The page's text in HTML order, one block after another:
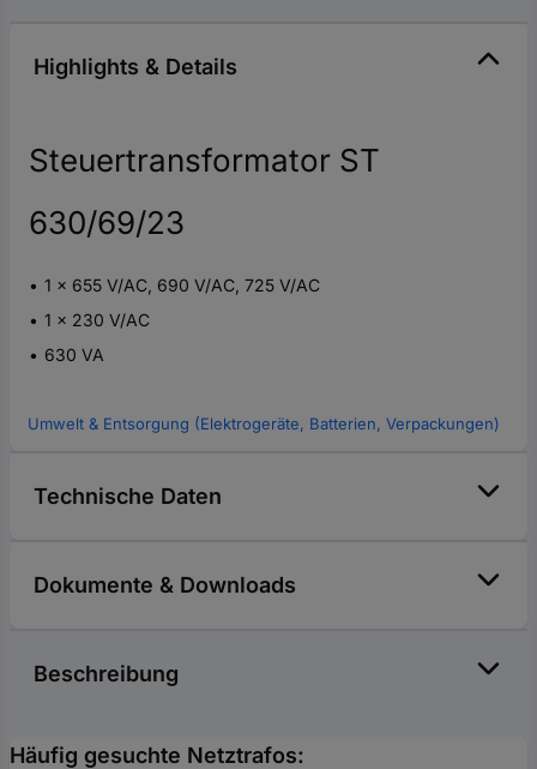
Highlights & Details
Steuertransformator ST
630/69/23
1 x 655 V/AC, 690 V/AC, 725 V/AC
1 x 230 V/AC
630 VA
Umwelt & Entsorgung (Elektrogeräte, Batterien, Verpackungen)
Technische Daten
Dokumente & Downloads
Beschreibung
Häufig gesuchte Netztrafos: